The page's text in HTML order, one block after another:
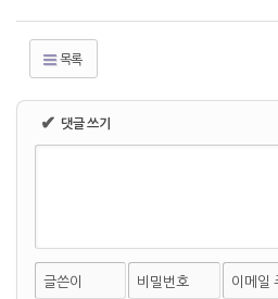
목록
✔ 댓글 쓰기
글쓴이 비밀번호 이메일